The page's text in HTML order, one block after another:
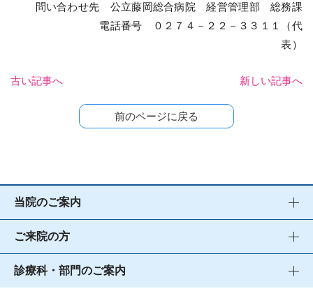
問い合わせ先 公立藤岡総合病院 経営管理部 総務課
電話番号 ０２７４－２２－３３１１（代
表）
古い記事へ 新しい記事へ
前のページに戻る
当院のご案内
ご来院の方
診療科・部門のご案内